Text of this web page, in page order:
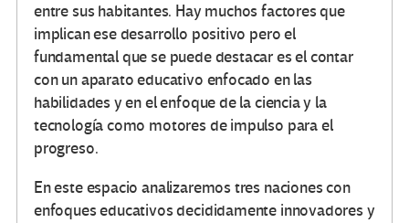
entre sus habitantes. Hay muchos factores que
implican ese desarrollo positivo pero el
fundamental que se puede destacar es el contar
con un aparato educativo enfocado en las
habilidades y en el enfoque de la ciencia y la
tecnología como motores de impulso para el
progreso.
En este espacio analizaremos tres naciones con
enfoques educativos decididamente innovadores y